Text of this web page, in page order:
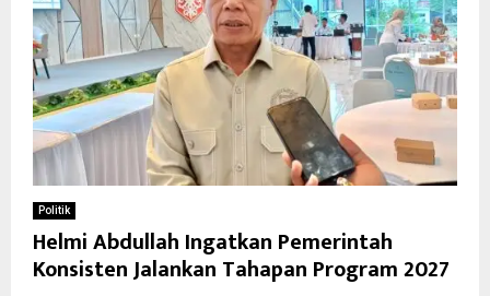
Politik
Helmi Abdullah Ingatkan Pemerintah
Konsisten Jalankan Tahapan Program 2027